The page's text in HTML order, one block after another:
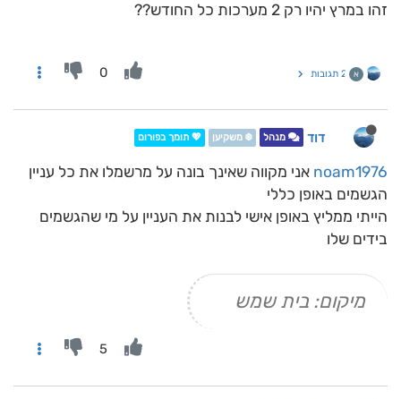
זהו במרץ יהיו רק 2 מערכות כל החודש??
א 2 תגובות 0
דוד מנהל ❄️ משקיען 💖 תומך בפורום
noam1976 אני מקווה שאינך בונה על מרשמלו את כל עניין
הגשמים באופן כללי
הייתי ממליץ באופן אישי לבנות את העניין על מי שהגשמים
בידים שלו
מיקום: בית שמש
5